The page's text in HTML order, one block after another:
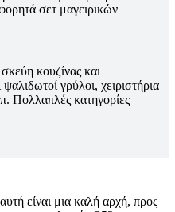
σετ μαγειρικών
κουζίνας και
γρύλοι, χειριστήρια
Πολλαπλές κατηγορίες
είναι μια καλή αρχή, προς